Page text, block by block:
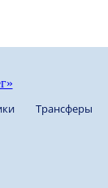
Трансферы